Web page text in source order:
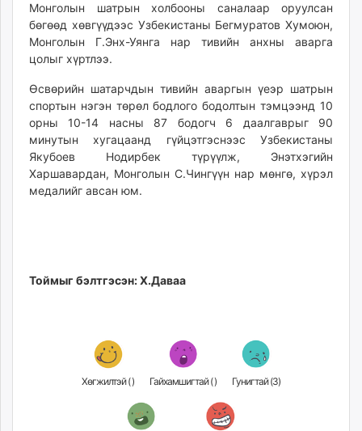
Монголын шатрын холбооны саналаар оруулсан
бөгөөд хөвгүүдээс Узбекистаны Бегмуратов Хумоюн,
Монголын Г.Энх-Уянга нар тивийн анхны аварга
цолыг хүртлээ.
Өсвөрийн шатарчдын тивийн аваргын үеэр шатрын
спортын нэгэн төрөл бодлого бодолтын тэмцээнд 10
орны 10-14 насны 87 бодогч 6 даалгаврыг 90
минутын хугацаанд гүйцэтгэснээс Узбекистаны
Якубоев Нодирбек түрүүлж, Энэтхэгийн
Харшавардан, Монголын С.Чингүүн нар мөнгө, хүрэл
медалийг авсан юм.
Тоймыг бэлтгэсэн: Х.Даваа
Хөгжилтэй () Гайхамшигтай () Гунигтай (3)